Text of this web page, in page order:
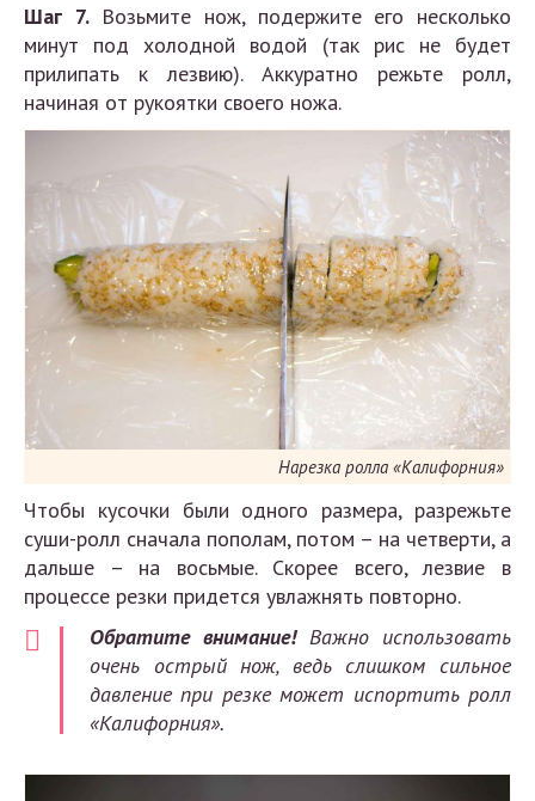
Шаг 7.Возьмите нож, подержите его несколько
минут под холодной водой (так рис не будет
прилипать к лезвию). Аккуратно режьте ролл,
начиная от рукоятки своего ножа.
Нарезка ролла «Калифорния»
Чтобы кусочки были одного размера, разрежьте
суши-ролл сначала пополам, потом – на четверти, а
дальше – на восьмые. Скорее всего, лезвие в
процессе резки придется увлажнять повторно.
Обратите внимание!Важно использовать
очень острый нож, ведь слишком сильное
давление при резке может испортить ролл
«Калифорния».